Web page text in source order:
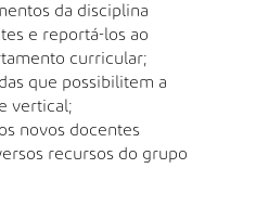
da disciplina
e reportá-los ao
curricular;
que possibilitem a
vertical;
novos docentes
recursos do grupo